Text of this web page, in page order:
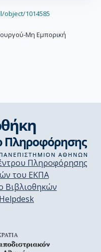
1014585
Μη Εμπορική
Πληροφόρησης
του ΕΚΠΑ
Βιβλιοθηκών